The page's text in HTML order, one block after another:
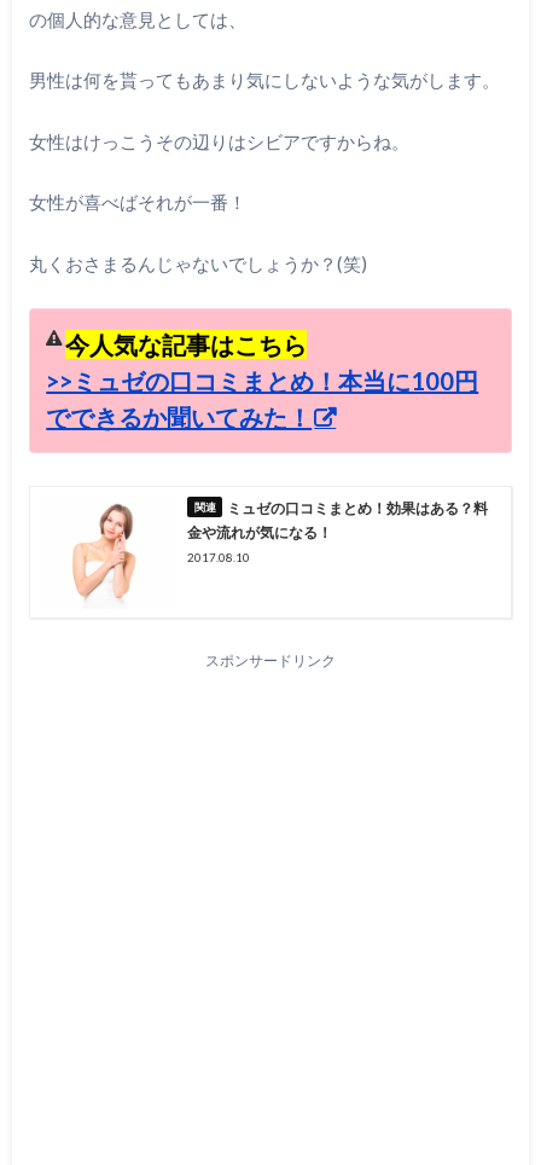
の個人的な意見としては、
男性は何を貰ってもあまり気にしないような気がします。
女性はけっこうその辺りはシビアですからね。
女性が喜べばそれが一番！
丸くおさまるんじゃないでしょうか？(笑)
今人気な記事はこちら
>>ミュゼの口コミまとめ！本当に100円
でできるか聞いてみた！
ミュゼの口コミまとめ！効果はある？料
金や流れが気になる！
2017.08.10
スポンサードリンク